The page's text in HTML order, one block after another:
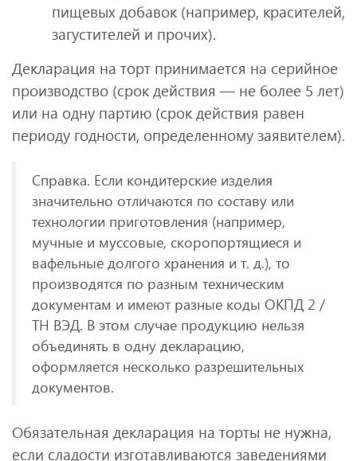
пищевых добавок (например, красителей,
загустителей и прочих).
Декларация на торт принимается на серийное
производство (срок действия — не более 5 лет)
или на одну партию (срок действия равен
периоду годности, определенному заявителем).
Справка. Если кондитерские изделия
значительно отличаются по составу или
технологии приготовления (например,
мучные и муссовые, скоропортящиеся и
вафельные долгого хранения и т. д.), то
производятся по разным техническим
документам и имеют разные коды ОКПД 2 /
ТН ВЭД. В этом случае продукцию нельзя
объединять в одну декларацию,
оформляется несколько разрешительных
документов.
Обязательная декларация на торты не нужна,
если сладости изготавливаются заведениями